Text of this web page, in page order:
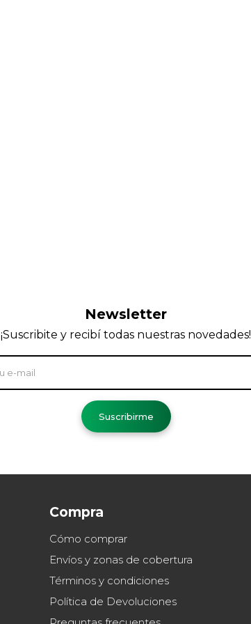
Compra
Cómo comprar
Envíos y zonas de cobertura
Términos y condiciones
Política de Devoluciones
Newsletter
¡Suscribite y recibí todas nuestras novedades!
Suscribirme